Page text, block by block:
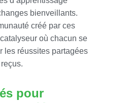
bienveillants.
créé par ces
où chacun se
les réussites partagées
pour